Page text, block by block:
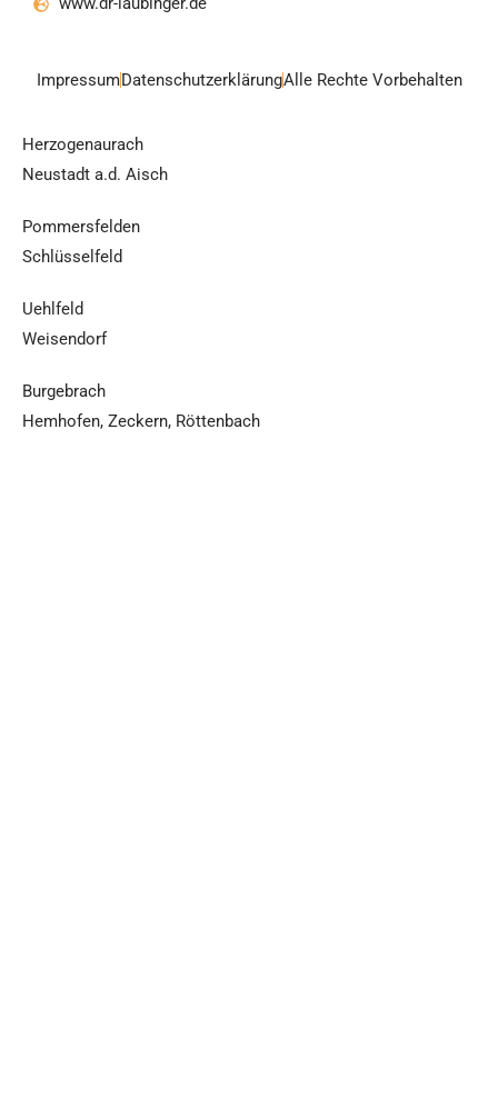
ImpressumDatenschutzerklärungAlle Rechte Vorbehalten
Herzogenaurach
Neustadt a.d. Aisch
Pommersfelden
Schlüsselfeld
Uehlfeld
Weisendorf
Burgebrach
Hemhofen, Zeckern, Röttenbach